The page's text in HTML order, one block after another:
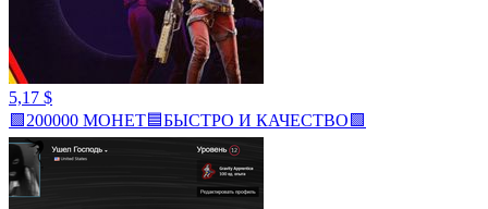
5,17 $
🟩200000 МОНЕТ🟦БЫСТРО И КАЧЕСТВО🟩